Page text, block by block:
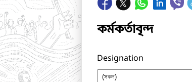
কর্মকর্তাবৃন্দ
Designation